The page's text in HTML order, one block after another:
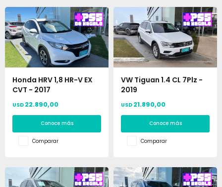
Honda HRV 1,8 HR-V EX
CVT - 2017
USD 22.890,00
Conoce más
Comparar
VW Tiguan 1.4 CL 7Plz -
2019
USD 21.890,00
Conoce más
Comparar